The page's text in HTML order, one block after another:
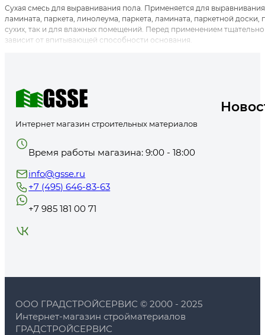
Сухая смесь для выравнивания пола. Применяется для
ламината, паркета, линолеума, паркета, ламината, паркетной
сухих, так и для влажных помещений. Перед применением
зависит от впитывающей способности основания.
Интернет магазин строительных материалов
Время работы магазина: 9:00 - 18:00
info@gsse.ru
+7 (495) 646-83-63
+7 985 181 00 71
ООО ГРАДСТРОЙСЕРВИС © 2000 - 2025
Интернет-магазин стройматериалов
ГРАДСТРОЙСЕРВИС